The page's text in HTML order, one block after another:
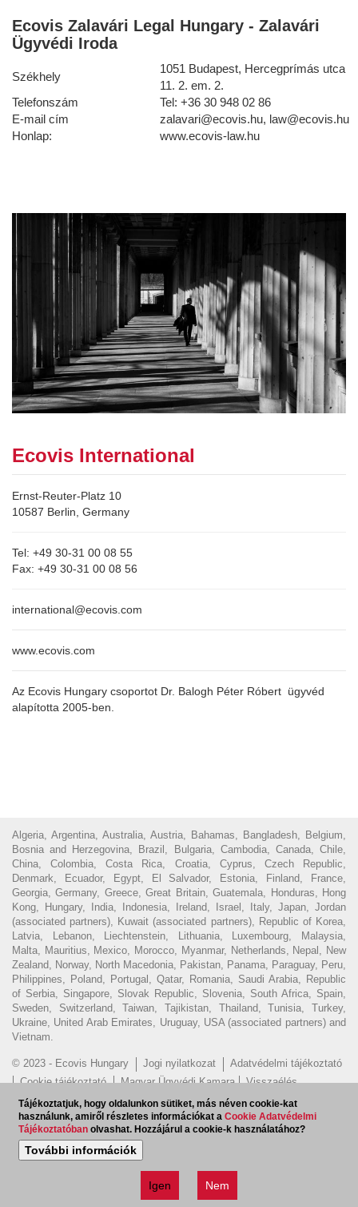
Ecovis Zalavári Legal Hungary - Zalavári
Ügyvédi Iroda
Székhely
1051 Budapest, Hercegprímás utca
11. 2. em. 2.
Telefonszám
Tel: +36 30 948 02 86
E-mail cím
zalavari@ecovis.hu, law@ecovis.hu
Honlap:
www.ecovis-law.hu
Ecovis International
Ernst-Reuter-Platz 10
10587 Berlin, Germany
Tel: +49 30-31 00 08 55
Fax: +49 30-31 00 08 56
international@ecovis.com
www.ecovis.com
Az Ecovis Hungary csoportot Dr. Balogh Péter Róbert ügyvéd
alapította 2005-ben.
Algeria, Argentina, Australia, Austria, Bahamas, Bangladesh, Belgium,
Bosnia and Herzegovina, Brazil, Bulgaria, Cambodia, Canada, Chile,
China, Colombia, Costa Rica, Croatia, Cyprus, Czech Republic,
Denmark, Ecuador, Egypt, El Salvador, Estonia, Finland, France,
Georgia, Germany, Greece, Great Britain, Guatemala, Honduras, Hong
Kong, Hungary, India, Indonesia, Ireland, Israel, Italy, Japan, Jordan
(associated partners), Kuwait (associated partners), Republic of Korea,
Latvia, Lebanon, Liechtenstein, Lithuania, Luxembourg, Malaysia,
Malta, Mauritius, Mexico, Morocco, Myanmar, Netherlands, Nepal, New
Zealand, Norway, North Macedonia, Pakistan, Panama, Paraguay, Peru,
Philippines, Poland, Portugal, Qatar, Romania, Saudi Arabia, Republic
of Serbia, Singapore, Slovak Republic, Slovenia, South Africa, Spain,
Sweden, Switzerland, Taiwan, Tajikistan, Thailand, Tunisia, Turkey,
Ukraine, United Arab Emirates, Uruguay, USA (associated partners) and
Vietnam.
© 2023 - Ecovis Hungary Jogi nyilatkozat
Adatvédelmi tájékoztató
Cookie tájékoztató
Magyar Ügyvédi Kamara
Visszaélés
bejelentés
Hírlevél feliratkozás EN
Tájékoztatjuk, hogy oldalunkon sütiket, más néven cookie-kat
használunk, amiről részletes információkat aCookie Adatvédelmi
Tájékoztatóban olvashat. Hozzájárul a cookie-k használatához?
További információk
Igen Nem